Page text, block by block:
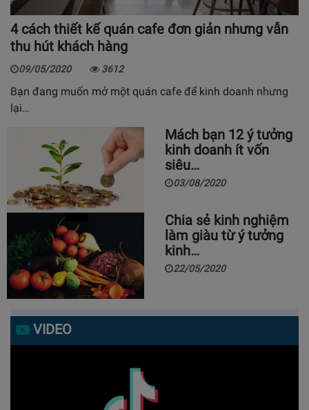
4 cách thiết kế quán cafe đơn giản nhưng vẫn
thu hút khách hàng
09/05/2020 3612
Bạn đang muốn mở một quán cafe để kinh doanh nhưng
lại…
Mách bạn 12 ý tưởng
kinh doanh ít vốn
siêu…
03/08/2020
Chia sẻ kinh nghiệm
làm giàu từ ý tưởng
kinh…
22/05/2020
VIDEO